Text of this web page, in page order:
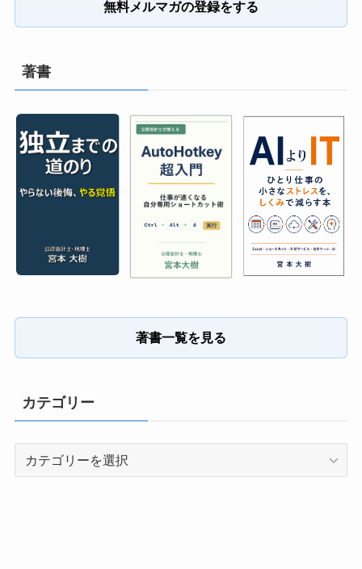
無料メルマガの登録をする
著書
著書一覧を見る
カテゴリー